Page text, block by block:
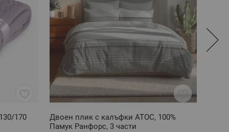
170
Двоен плик с калъфки АТОС, 100%
Памук Ранфорс, 3 части